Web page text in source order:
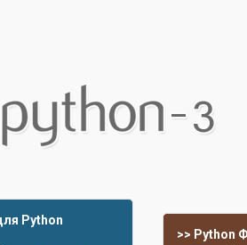
Python
>> Python